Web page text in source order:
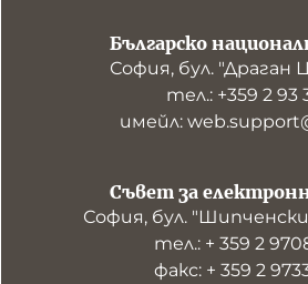
Българско
София, бул. "Драган
тел.: +359 2 93
имейл:
Съвет за
София, бул.
тел.: + 359 2
факс: + 359 2